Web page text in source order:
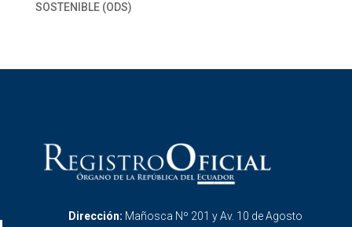
SOSTENIBLE (ODS)
Dirección: Mañosca Nº 201 y Av. 10 de Agosto